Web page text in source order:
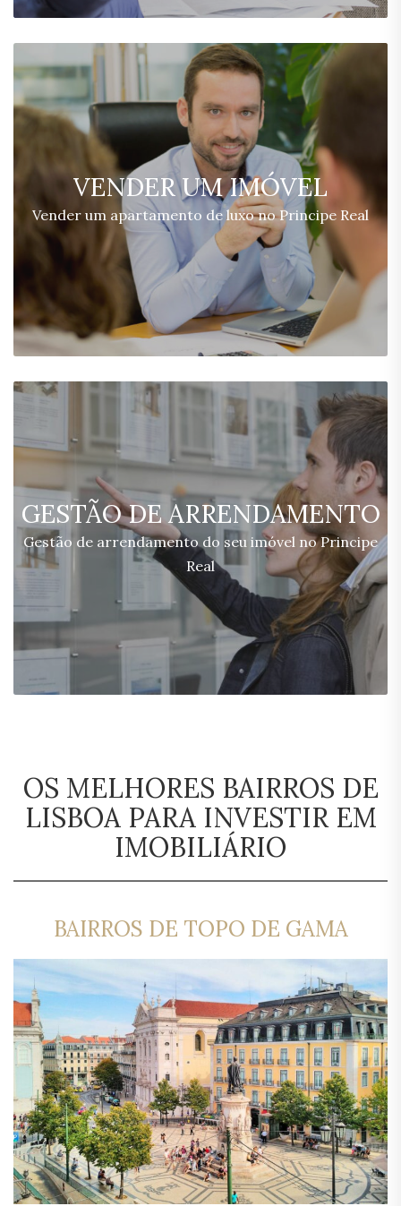
VENDER UM IMÓVEL
Vender um apartamento de luxo no Principe Real
GESTÃO DE ARRENDAMENTO
Gestão de arrendamento do seu imóvel no Principe
Real
OS MELHORES BAIRROS DE
LISBOA PARA INVESTIR EM
IMOBILIÁRIO
BAIRROS DE TOPO DE GAMA